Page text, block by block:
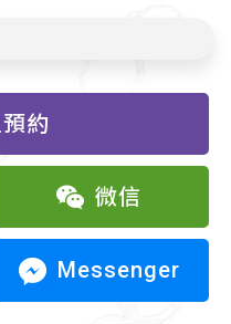
約
微信
Messenger